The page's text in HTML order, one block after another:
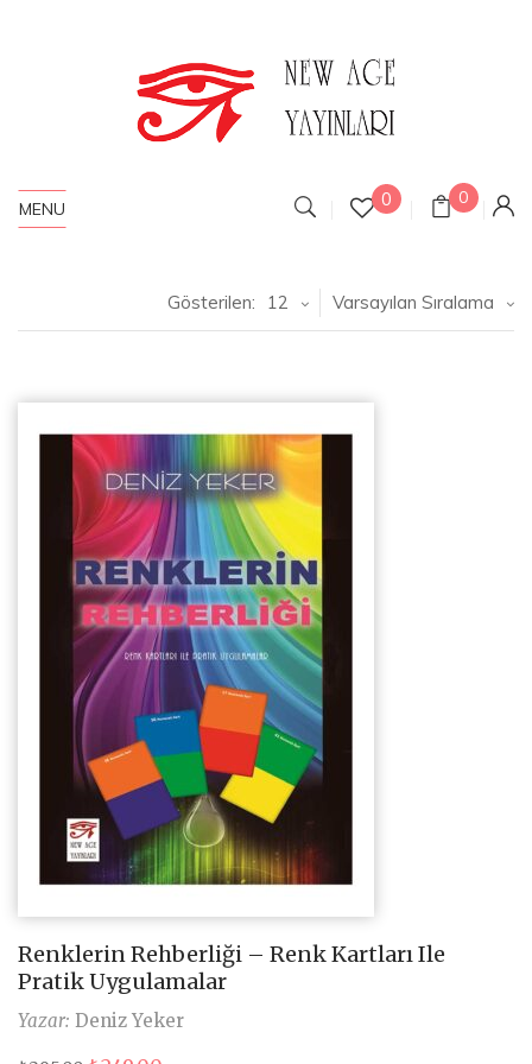
MENU 0 0
Varsayılan Sıralama
Gösterilen: 12
Renklerin Rehberliği – Renk Kartları Ile
Pratik Uygulamalar
Yazar: Deniz Yeker